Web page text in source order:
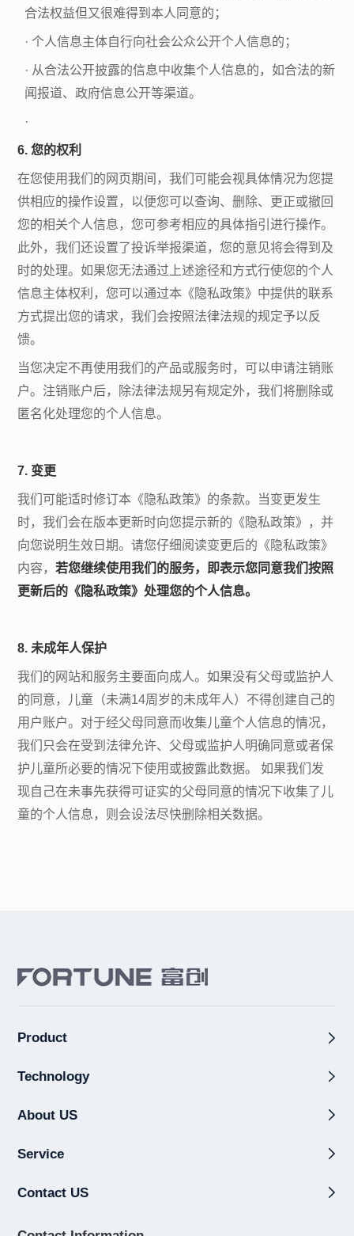
合法权益但又很难得到本人同意的；
·个人信息主体自行向社会公众公开个人信息的；
· 从合法公开披露的信息中收集个人信息的，如合法的新
闻报道、政府信息公开等渠道。
·
6. 您的权利
在您使用我们的网页期间，我们可能会视具体情况为您提
供相应的操作设置，以便您可以查询、删除、更正或撤回
您的相关个人信息，您可参考相应的具体指引进行操作。
此外，我们还设置了投诉举报渠道，您的意见将会得到及
时的处理。如果您无法通过上述途径和方式行使您的个人
信息主体权利，您可以通过本《隐私政策》中提供的联系
方式提出您的请求，我们会按照法律法规的规定予以反
馈。
当您决定不再使用我们的产品或服务时，可以申请注销账
户。注销账户后，除法律法规另有规定外，我们将删除或
匿名化处理您的个人信息。
7. 变更
我们可能适时修订本《隐私政策》的条款。当变更发生
时，我们会在版本更新时向您提示新的《隐私政策》，并
向您说明生效日期。请您仔细阅读变更后的《隐私政策》
内容，若您继续使用我们的服务，即表示您同意我们按照
更新后的《隐私政策》处理您的个人信息。
8. 未成年人保护
我们的网站和服务主要面向成人。如果没有父母或监护人
的同意，儿童（未满14周岁的未成年人）不得创建自己的
用户账户。对于经父母同意而收集儿童个人信息的情况，
我们只会在受到法律允许、父母或监护人明确同意或者保
护儿童所必要的情况下使用或披露此数据。 如果我们发
现自己在未事先获得可证实的父母同意的情况下收集了儿
童的个人信息，则会设法尽快删除相关数据。
Product
Technology
About US
Service
Contact US